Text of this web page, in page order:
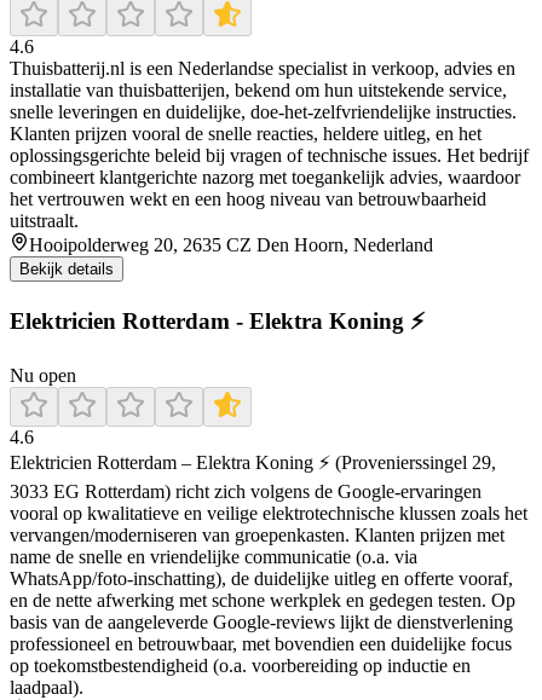
4.6
Thuisbatterij.nl is een Nederlandse specialist in verkoop, advies en
installatie van thuisbatterijen, bekend om hun uitstekende service,
snelle leveringen en duidelijke, doe‑het‑zelfvriendelijke instructies.
Klanten prijzen vooral de snelle reacties, heldere uitleg, en het
oplossingsgerichte beleid bij vragen of technische issues. Het bedrijf
combineert klantgerichte nazorg met toegankelijk advies, waardoor
het vertrouwen wekt en een hoog niveau van betrouwbaarheid
uitstraalt.
Hooipolderweg 20, 2635 CZ Den Hoorn, Nederland
Bekijk details
Elektricien Rotterdam - Elektra Koning ⚡
Nu open
4.6
Elektricien Rotterdam – Elektra Koning ⚡ (Provenierssingel 29,
3033 EG Rotterdam) richt zich volgens de Google-ervaringen
vooral op kwalitatieve en veilige elektrotechnische klussen zoals het
vervangen/moderniseren van groepenkasten. Klanten prijzen met
name de snelle en vriendelijke communicatie (o.a. via
WhatsApp/foto-inschatting), de duidelijke uitleg en offerte vooraf,
en de nette afwerking met schone werkplek en gedegen testen. Op
basis van de aangeleverde Google-reviews lijkt de dienstverlening
professioneel en betrouwbaar, met bovendien een duidelijke focus
op toekomstbestendigheid (o.a. voorbereiding op inductie en
laadpaal).